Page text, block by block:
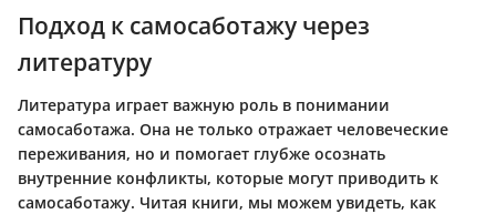
Подход к самосаботажу через
литературу
Литература играет важную роль в понимании
самосаботажа. Она не только отражает человеческие
переживания, но и помогает глубже осознать
внутренние конфликты, которые могут приводить к
самосаботажу. Читая книги, мы можем увидеть, как